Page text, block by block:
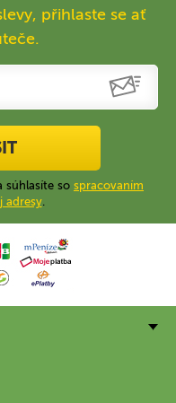
přihlaste se ať
súhlasíte so spracovaním
adresy.